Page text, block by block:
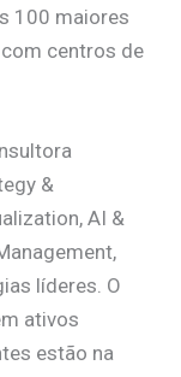
100 maiores
centros de
&
AI &
líderes. O
ativos
estão na